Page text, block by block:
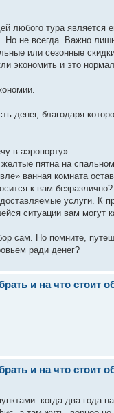
любого тура является
Но не всегда. Важно
или сезонные
экономить и это
денег, благодаря
в аэропорту»…
пятна на
ванная комната
к вам
услуги. К
ситуации вам могут
сам. Но помните,
ради денег?
и на что стоит
и на что стоит
когда два года